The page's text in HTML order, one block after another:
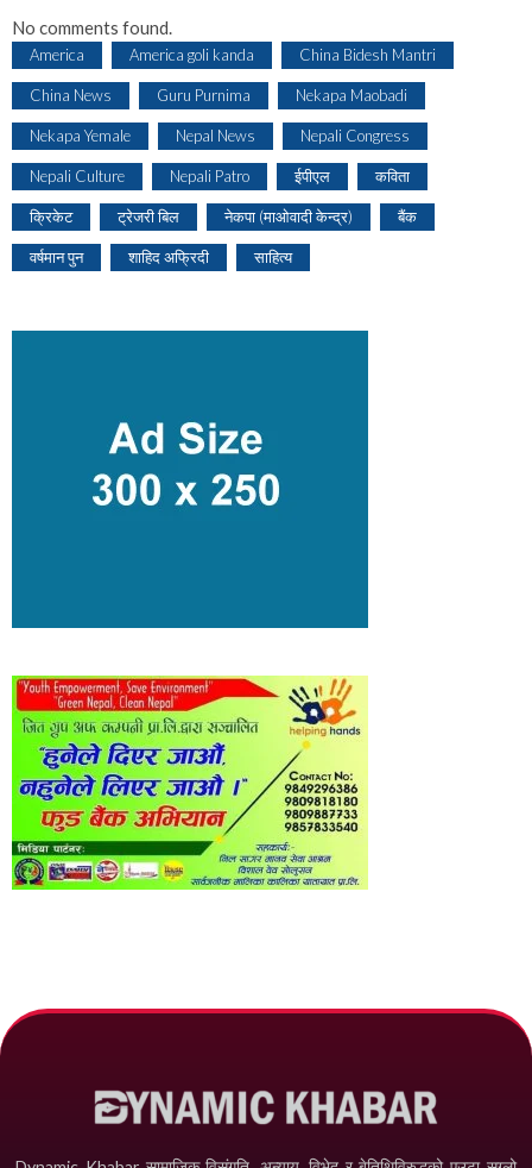
No comments found.
America America goli kanda China Bidesh Mantri
China News Guru Purnima Nekapa Maobadi
Nekapa Yemale Nepal News Nepali Congress
Nepali Culture Nepali Patro ईपीएल कविता
क्रिकेट ट्रेजरी बिल नेकपा (माओवादी केन्द्र) बैंक
वर्षमान पुन शाहिद अफ्रिदी साहित्य